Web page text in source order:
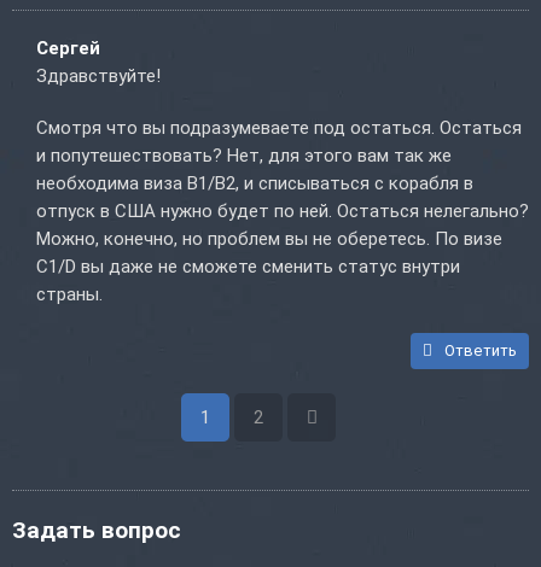
Сергей
Здравствуйте!
Смотря что вы подразумеваете под остаться. Остаться
и попутешествовать? Нет, для этого вам так же
необходима виза B1/B2, и списываться с корабля в
отпуск в США нужно будет по ней. Остаться нелегально?
Можно, конечно, но проблем вы не оберетесь. По визе
C1/D вы даже не сможете сменить статус внутри
страны.
Ответить
1 2
Задать вопрос